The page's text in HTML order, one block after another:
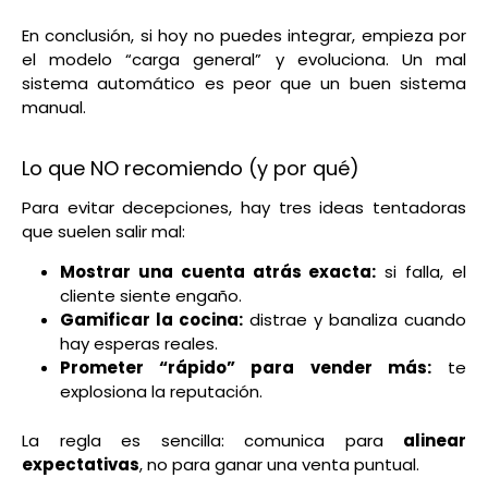
En conclusión, si hoy no puedes integrar, empieza por
el modelo “carga general” y evoluciona. Un mal
sistema automático es peor que un buen sistema
manual.
Lo que NO recomiendo (y por qué)
Para evitar decepciones, hay tres ideas tentadoras
que suelen salir mal:
Mostrar una cuenta atrás exacta: si falla, el
cliente siente engaño.
Gamificar la cocina: distrae y banaliza cuando
hay esperas reales.
Prometer “rápido” para vender más:te
explosiona la reputación.
La regla es sencilla: comunica para alinear
expectativas, no para ganar una venta puntual.